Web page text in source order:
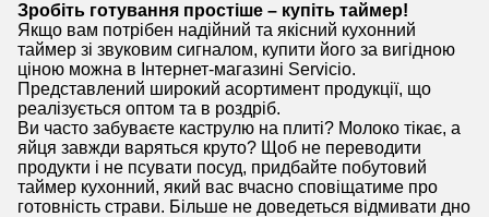
Зробіть готування простіше – купіть таймер!
Якщо вам потрібен надійний та якісний кухонний
таймер зі звуковим сигналом, купити його за вигідною
ціною можна в Інтернет-магазині Servicio.
Представлений широкий асортимент продукції, що
реалізується оптом та в роздріб.
Ви часто забуваєте каструлю на плиті? Молоко тікає, а
яйця завжди варяться круто? Щоб не переводити
продукти і не псувати посуд, придбайте побутовий
таймер кухонний, який вас вчасно сповіщатиме про
готовність страви. Більше не доведеться відмивати дно